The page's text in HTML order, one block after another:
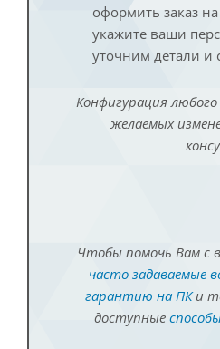
оформить заказ
укажите ваши
уточним детали и
Конфигурация
желаемых
Чтобы помочь Вам с
часто задаваемые
гарантию на ПКи
доступные